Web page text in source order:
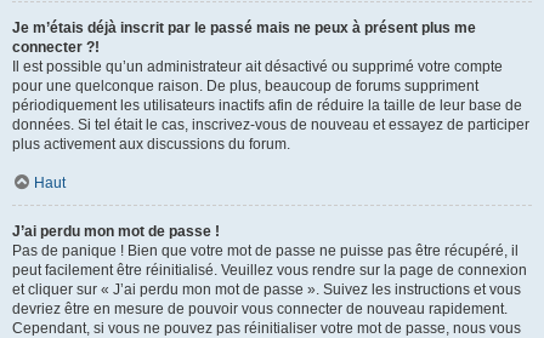
Je m’étais déjà inscrit par le passé mais ne peux à présent plus me
connecter ?!
Il est possible qu’un administrateur ait désactivé ou supprimé votre compte
pour une quelconque raison. De plus, beaucoup de forums suppriment
périodiquement les utilisateurs inactifs afin de réduire la taille de leur base de
données. Si tel était le cas, inscrivez-vous de nouveau et essayez de participer
plus activement aux discussions du forum.
Haut
J’ai perdu mon mot de passe !
Pas de panique ! Bien que votre mot de passe ne puisse pas être récupéré, il
peut facilement être réinitialisé. Veuillez vous rendre sur la page de connexion
et cliquer sur « J’ai perdu mon mot de passe ». Suivez les instructions et vous
devriez être en mesure de pouvoir vous connecter de nouveau rapidement.
Cependant, si vous ne pouvez pas réinitialiser votre mot de passe, nous vous